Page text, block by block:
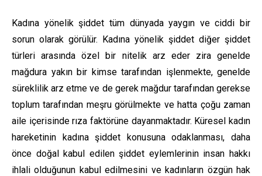
Kadına yönelik şiddet tüm dünyada yaygın ve ciddi bir
sorun olarak görülür. Kadına yönelik şiddet diğer şiddet
türleri arasında özel bir nitelik arz eder zira genelde
mağdura yakın bir kimse tarafından işlenmekte, genelde
süreklilik arz etme ve de gerek mağdur tarafından gerekse
toplum tarafından meşru görülmekte ve hatta çoğu zaman
aile içerisinde rıza faktörüne dayanmaktadır. Küresel kadın
hareketinin kadına şiddet konusuna odaklanması, daha
önce doğal kabul edilen şiddet eylemlerinin insan hakkı
ihlali olduğunun kabul edilmesini ve kadınların özgün hak